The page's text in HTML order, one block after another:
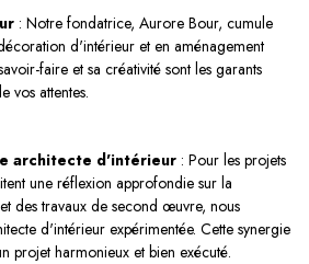
: Notre fondatrice, Aurore Bour, cumule
d'intérieur et en aménagement
faire et sa créativité sont les garants
vos attentes.
architecte d'intérieur : Pour les projets
une réflexion approfondie sur la
des travaux de second œuvre, nous
d'intérieur expérimentée. Cette synergie
projet harmonieux et bien exécuté.